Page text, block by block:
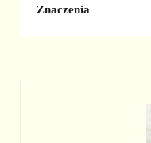
Znaczenia